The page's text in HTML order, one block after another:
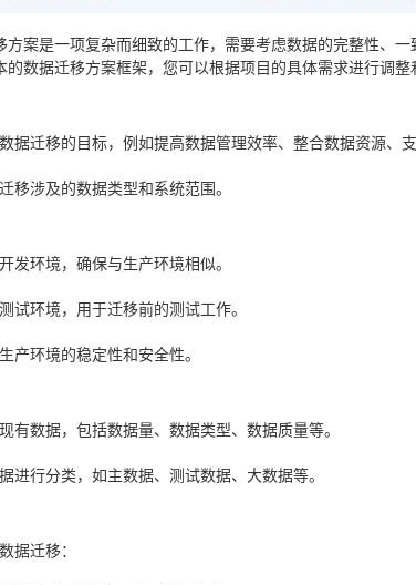
方案是一项复杂而细致的工作，需要考虑数据的完整性、
的数据迁移方案框架，您可以根据项目的具体需求进行调整
据迁移的目标，例如提高数据管理效率、整合数据资源、
移涉及的数据类型和系统范围。
发环境，确保与生产环境相似。
试环境，用于迁移前的测试工作。
产环境的稳定性和安全性。
有数据，包括数据量、数据类型、数据质量等。
进行分类，如主数据、测试数据、大数据等。
据迁移：